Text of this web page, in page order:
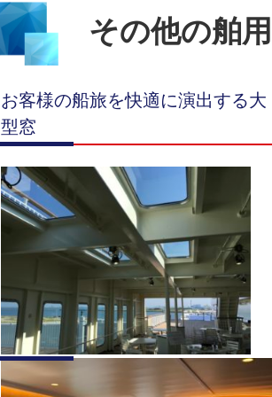
その他の舶
お客様の船旅を快適に演出する大
型窓